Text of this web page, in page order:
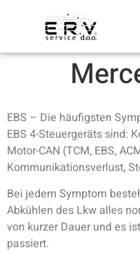
EBS – Die häufigsten
EBS 4-Steuergeräts sind:
Motor-CAN (TCM, EBS,
Kommunikationsverlust,
Bei jedem Symptom
Abkühlen des Lkw alles
von kurzer Dauer und es
passiert.